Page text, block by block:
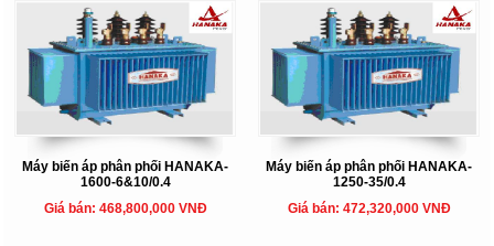
Máy biến áp phân phối HANAKA-
1600-6&10/0.4
Giá bán: 468,800,000 VNĐ
Máy biến áp phân phối HANAKA-
1250-35/0.4
Giá bán: 472,320,000 VNĐ